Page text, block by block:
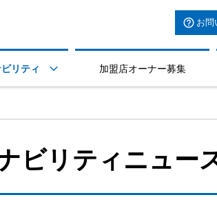
お問
リティ  加盟店オーナー募集
ビリティニュー